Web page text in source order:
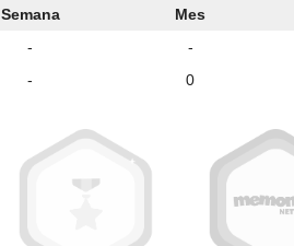
Semana Mes
- -
- 0